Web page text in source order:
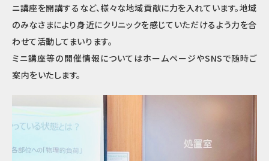
ニ講座を開講するなど、様々な地域貢献に力を入れています。地域
のみなさまにより身近にクリニックを感じていただけるよう力を合
わせて活動してまいります。
ミニ講座等の開催情報についてはホームページやSNSで随時ご
案内をいたします。